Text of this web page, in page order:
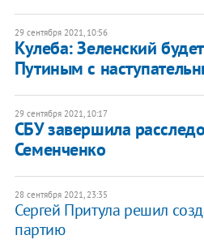
29 сентября 2021, 10:56
Кулеба: Зеленский
Путиным с
29 сентября 2021, 10:17
СБУ завершила
Семенченко
28 сентября 2021, 23:35
Сергей Притула решил
партию